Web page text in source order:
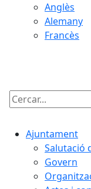
Anglès
Alemany
Francès
Cercar:
Ajuntament
Salutació
Govern